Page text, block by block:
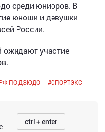
среди юниоров. В
юноши и девушки
России.
ожидают участие
ПО ДЗЮДО #СПОРТЭКС
ctrl + enter